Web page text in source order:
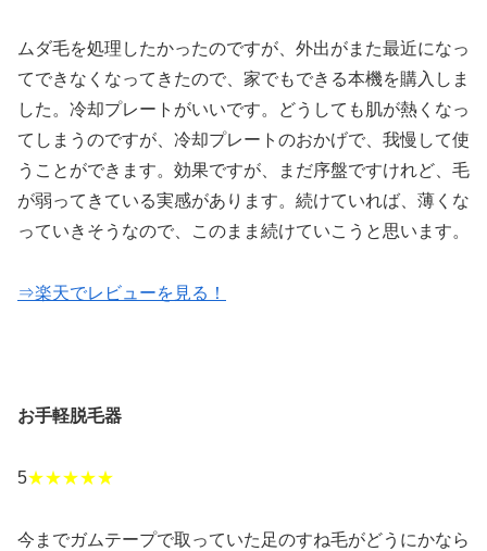
ムダ毛を処理したかったのですが、外出がまた最近になっ
てできなくなってきたので、家でもできる本機を購入しま
した。冷却プレートがいいです。どうしても肌が熱くなっ
てしまうのですが、冷却プレートのおかげで、我慢して使
うことができます。効果ですが、まだ序盤ですけれど、毛
が弱ってきている実感があります。続けていれば、薄くな
っていきそうなので、このまま続けていこうと思います。
⇒楽天でレビューを見る！
お手軽脱毛器
5★★★★★
今までガムテープで取っていた足のすね毛がどうにかなら